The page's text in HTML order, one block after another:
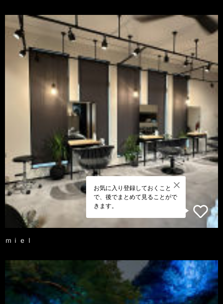
お気に入り登録しておくこと
で、後でまとめて見ることがで
きます。
ｍｉｅｌ